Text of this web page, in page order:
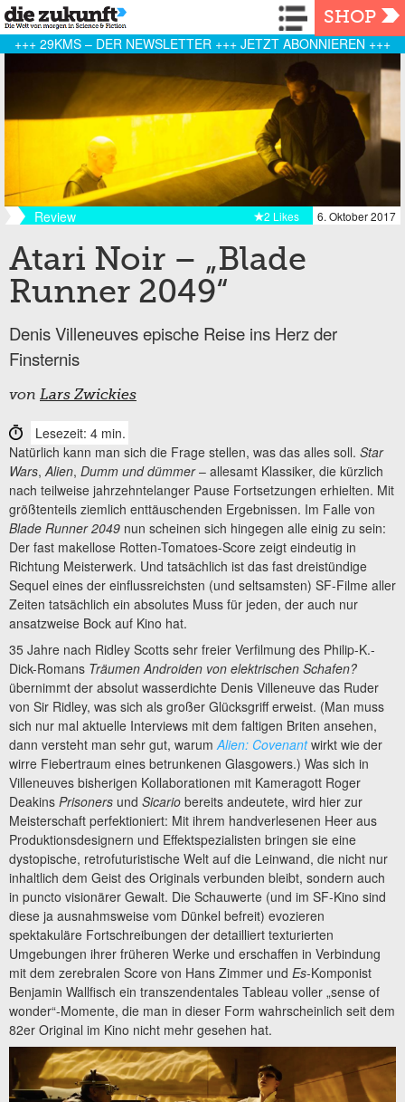
Navigation
SHOP
+++ 29KMS – DER NEWSLETTER +++ JETZT ABONNIEREN +++
Review 6. Oktober 2017
2 Likes
Atari Noir – „Blade
Runner 2049“
Denis Villeneuves epische Reise ins Herz der
Finsternis
von Lars Zwickies
Lesezeit: 4 min.
Natürlich kann man sich die Frage stellen, was das alles soll. Star
Wars, Alien, Dumm und dümmer– allesamt Klassiker, die kürzlich
nach teilweise jahrzehntelanger Pause Fortsetzungen erhielten. Mit
größtenteils ziemlich enttäuschenden Ergebnissen. Im Falle von
Blade Runner 2049 nun scheinen sich hingegen alle einig zu sein:
Der fast makellose Rotten-Tomatoes-Score zeigt eindeutig in
Richtung Meisterwerk. Und tatsächlich ist das fast dreistündige
Sequel eines der einflussreichsten (und seltsamsten) SF-Filme aller
Zeiten tatsächlich ein absolutes Muss für jeden, der auch nur
ansatzweise Bock auf Kino hat.
35 Jahre nach Ridley Scotts sehr freier Verfilmung des Philip-K.-
Dick-Romans Träumen Androiden von elektrischen Schafen?
übernimmt der absolut wasserdichte Denis Villeneuve das Ruder
von Sir Ridley, was sich als großer Glücksgriff erweist. (Man muss
sich nur mal aktuelle Interviews mit dem faltigen Briten ansehen,
dann versteht man sehr gut, warum Alien: Covenantwirkt wie der
wirre Fiebertraum eines betrunkenen Glasgowers.) Was sich in
Villeneuves bisherigen Kollaborationen mit Kameragott Roger
Deakins Prisoners und Sicario bereits andeutete, wird hier zur
Meisterschaft perfektioniert: Mit ihrem handverlesenen Heer aus
Produktionsdesignern und Effektspezialisten bringen sie eine
dystopische, retrofuturistische Welt auf die Leinwand, die nicht nur
inhaltlich dem Geist des Originals verbunden bleibt, sondern auch
in puncto visionärer Gewalt. Die Schauwerte (und im SF-Kino sind
diese ja ausnahmsweise vom Dünkel befreit) evozieren
spektakuläre Fortschreibungen der detailliert texturierten
Umgebungen ihrer früheren Werke und erschaffen in Verbindung
mit dem zerebralen Score von Hans Zimmer und Es-Komponist
Benjamin Wallfisch ein transzendentales Tableau voller „sense of
wonder“-Momente, die man in dieser Form wahrscheinlich seit dem
82er Original im Kino nicht mehr gesehen hat.